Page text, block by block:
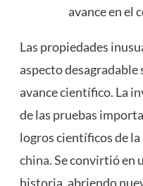
avance en el
Las propiedades
aspecto
avance científico. La
de las pruebas
logros científicos de la
china. Se convirtió en
historia, abriendo